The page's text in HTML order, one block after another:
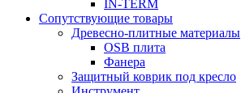
IN-TERM
Сопутствующие товары
Древесно-плитные материалы
OSB плита
Фанера
Защитный коврик под кресло